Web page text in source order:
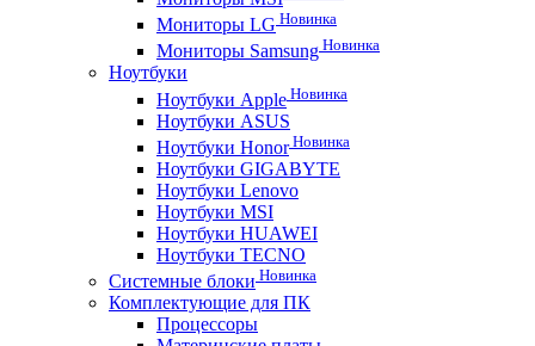
Мониторы LG Новинка
Мониторы Samsung Новинка
Ноутбуки
Ноутбуки Apple Новинка
Ноутбуки ASUS
Ноутбуки HonorНовинка
Ноутбуки GIGABYTE
Ноутбуки Lenovo
Ноутбуки MSI
Ноутбуки HUAWEI
Ноутбуки TECNO
Системные блоки Новинка
Комплектующие для ПК
Процессоры